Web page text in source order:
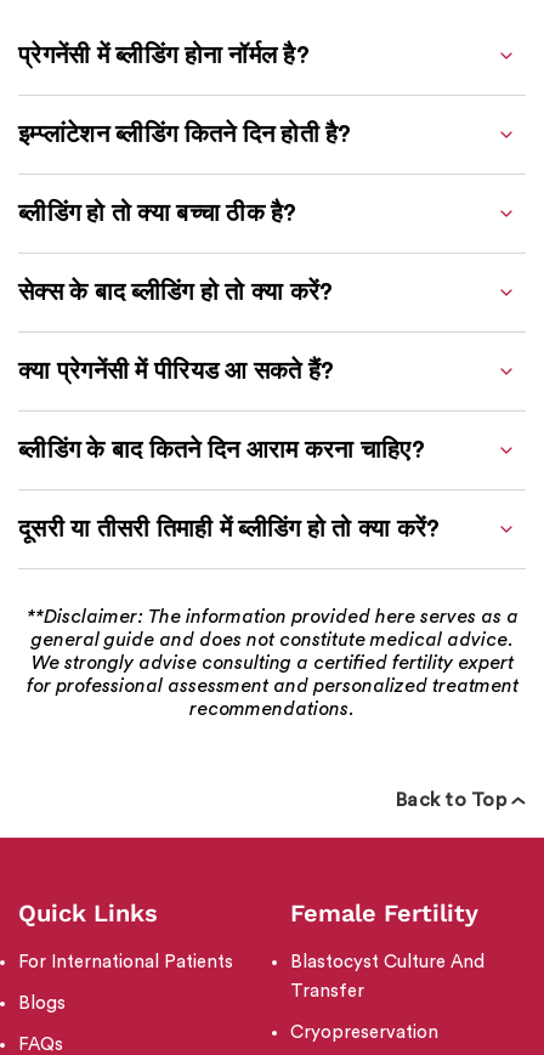
प्रेगनेंसी में ब्लीडिंग होना नॉर्मल है?
इम्प्लांटेशन ब्लीडिंग कितने दिन होती है?
ब्लीडिंग हो तो क्या बच्चा ठीक है?
सेक्स के बाद ब्लीडिंग हो तो क्या करें?
क्या प्रेगनेंसी में पीरियड आ सकते हैं?
ब्लीडिंग के बाद कितने दिन आराम करना चाहिए?
दूसरी या तीसरी तिमाही में ब्लीडिंग हो तो क्या करें?
**Disclaimer: The information provided here serves as a
general guide and does not constitute medical advice.
We strongly advise consulting a certified fertility expert
for professional assessment and personalized treatment
recommendations.
Back to Top
Quick Links
For International Patients
Blogs
FAQs
Female Fertility
Blastocyst Culture And
Transfer
Cryopreservation